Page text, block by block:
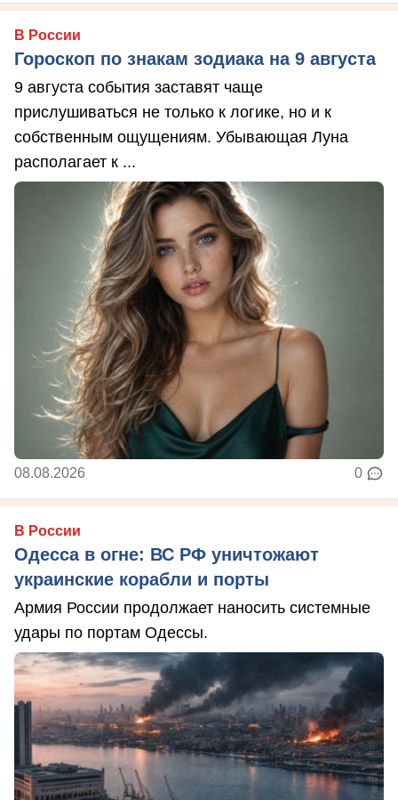
В России
Гороскоп по знакам зодиака на 9 августа
9 августа события заставят чаще
прислушиваться не только к логике, но и к
собственным ощущениям. Убывающая Луна
располагает к ...
08.08.2026 0
В России
Одесса в огне: ВС РФ уничтожают
украинские корабли и порты
Армия России продолжает наносить системные
удары по портам Одессы.